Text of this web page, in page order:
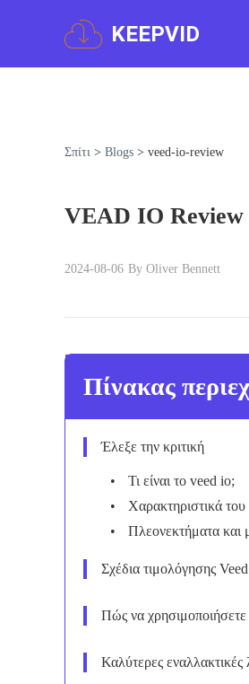
KEEPVID
Σπίτι > Blogs > veed-io-review
VEAD IO Review
2024-08-06 By Oliver Bennett
Πίνακας
Έλεξε την κριτική
Τι είναι το veed io;
Χαρακτηριστικά
Πλεονεκτήματα και
Σχέδια τιμολόγησης
Πώς να χρησιμοποιήσετε
Καλύτερες εναλλακτικές